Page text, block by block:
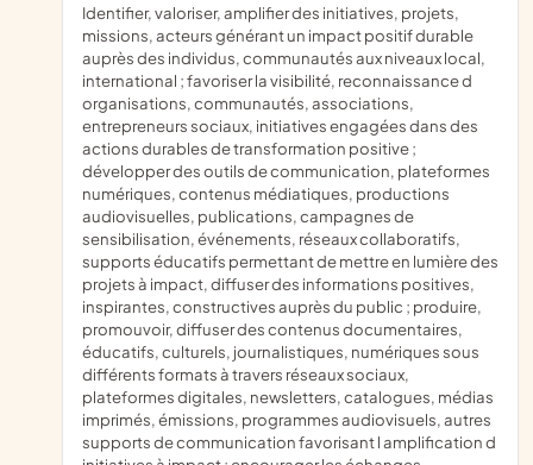
identifier, valoriser, amplifier des initiatives, projets,
missions, acteurs générant un impact positif durable
auprès des individus, communautés aux niveaux local,
international ; favoriser la visibilité, reconnaissance d
organisations, communautés, associations,
entrepreneurs sociaux, initiatives engagées dans des
actions durables de transformation positive ;
développer des outils de communication, plateformes
numériques, contenus médiatiques, productions
audiovisuelles, publications, campagnes de
sensibilisation, événements, réseaux collaboratifs,
supports éducatifs permettant de mettre en lumière des
projets à impact, diffuser des informations positives,
inspirantes, constructives auprès du public ; produire,
promouvoir, diffuser des contenus documentaires,
éducatifs, culturels, journalistiques, numériques sous
différents formats à travers réseaux sociaux,
plateformes digitales, newsletters, catalogues, médias
imprimés, émissions, programmes audiovisuels, autres
supports de communication favorisant l amplification d